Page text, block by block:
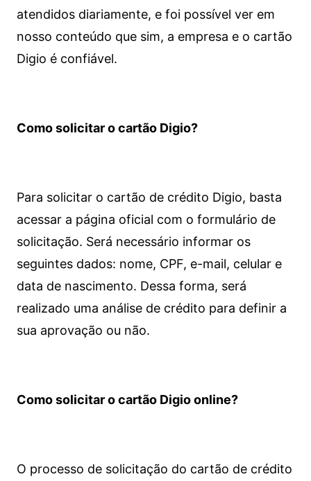
atendidos diariamente, e foi possível ver em
nosso conteúdo que sim, a empresa e o cartão
Digio é confiável.
Como solicitar o cartão Digio?
Para solicitar o cartão de crédito Digio, basta
acessar a página oficial com o formulário de
solicitação. Será necessário informar os
seguintes dados: nome, CPF, e-mail, celular e
data de nascimento. Dessa forma, será
realizado uma análise de crédito para definir a
sua aprovação ou não.
Como solicitar o cartão Digio online?
O processo de solicitação do cartão de crédito